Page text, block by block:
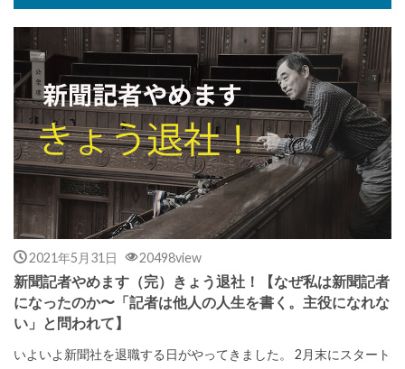
2021年5月31日 20498view
新聞記者やめます（完）きょう退社！【なぜ私は新聞記者
になったのか〜「記者は他人の人生を書く。主役になれな
い」と問われて】
いよいよ新聞社を退職する日がやってきました。 2月末にスタート